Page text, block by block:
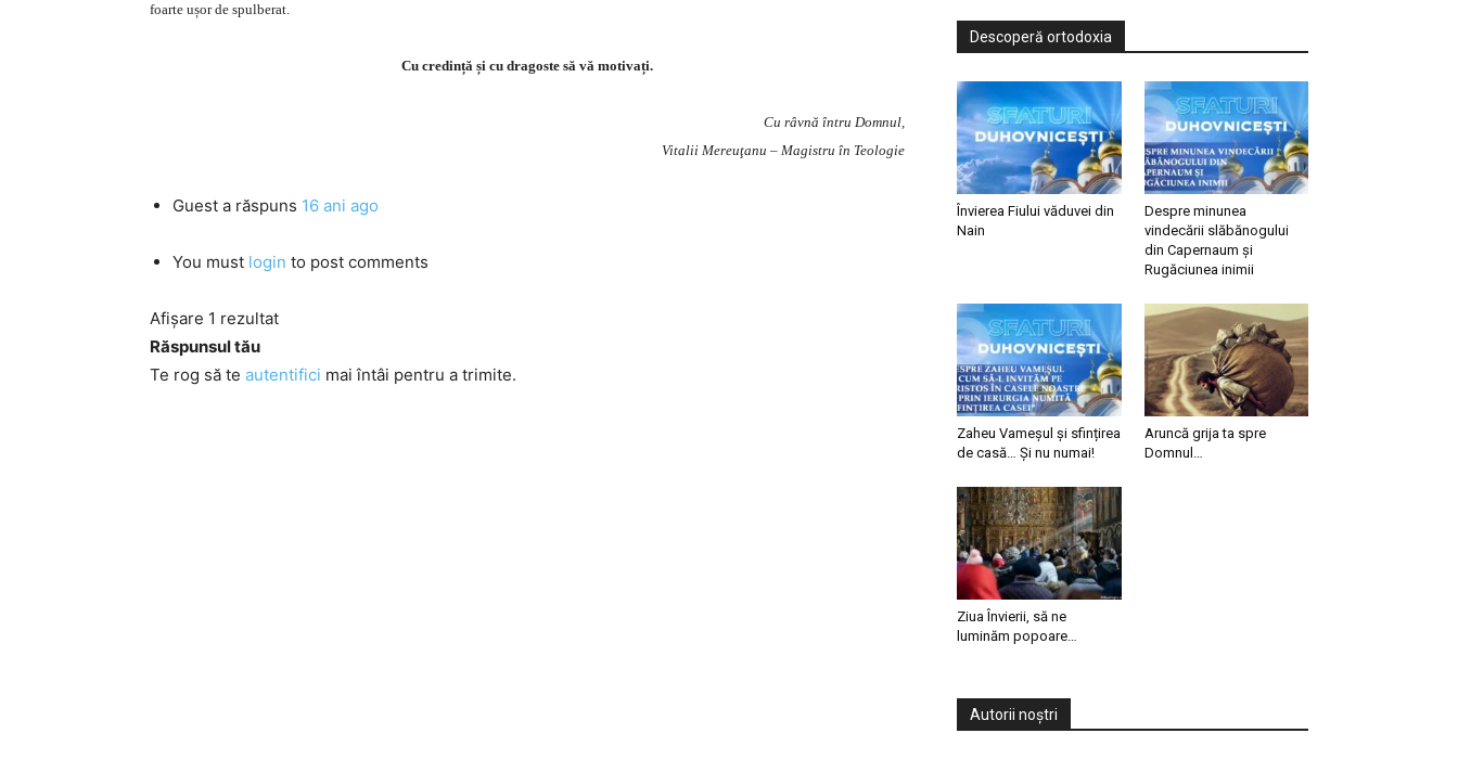
foarte ușor de spulberat.
Cu credință și cu dragoste să vă motivați.
Cu râvnă întru Domnul,
Vitalii Mereuţanu – Magistru în Teologie
Guest a răspuns 16 ani ago
You must login to post comments
Afișare 1 rezultat
Răspunsul tău
Te rog să te autentifici mai întâi pentru a trimite.
Descoperă ortodoxia
Învierea Fiului văduvei din
Nain
Despre minunea
vindecării slăbănogului
din Capernaum și
Rugăciunea inimii
Zaheu Vameșul și sfințirea
de casă… Și nu numai!
Aruncă grija ta spre
Domnul…
Ziua Învierii, să ne
luminăm popoare…
Autorii noștri